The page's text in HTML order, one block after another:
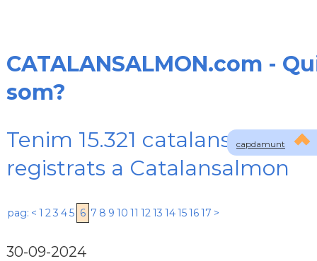
capdamunt
CATALANSALMON.com -
som?
Tenim 15.321 catalans
registrats a Catalansalmon
pag: < 1 23 45 6 7 8 9 10 11 1213 14151617 >
30-09-2024